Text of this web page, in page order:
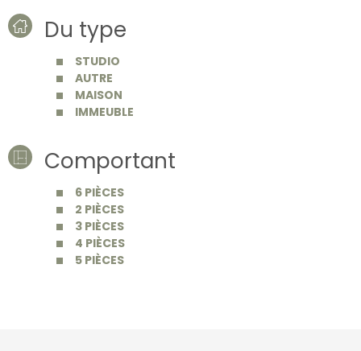
Du type
STUDIO
AUTRE
MAISON
IMMEUBLE
Comportant
6 PIÈCES
2 PIÈCES
3 PIÈCES
4 PIÈCES
5 PIÈCES